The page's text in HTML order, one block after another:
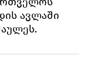
ავლაში